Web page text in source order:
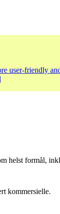
user-friendly
helst formål,
kommersielle.